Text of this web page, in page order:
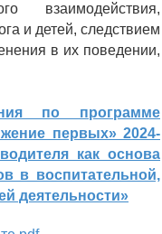
взаимодействия,
и детей, следствием
в их поведении,
по программе
первых» 2024-
как основа
в воспитательной,
деятельности»